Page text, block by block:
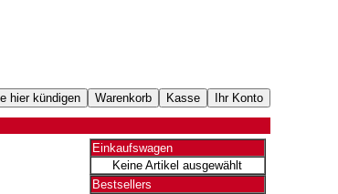
Einkaufswagen
Keine Artikel ausgewählt
Bestsellers